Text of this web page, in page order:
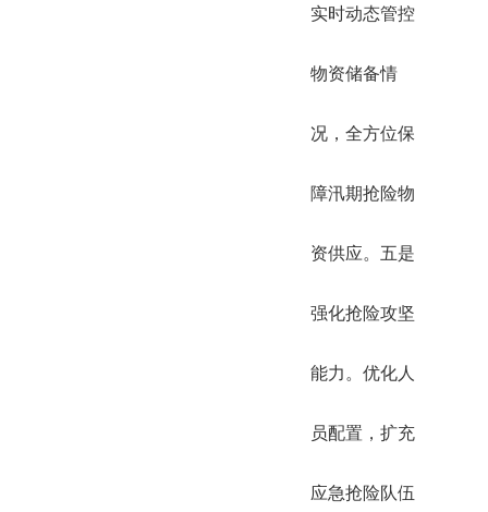
实时动态管控
物资储备情
况，全方位保
障汛期抢险物
资供应。五是
强化抢险攻坚
能力。优化人
员配置，扩充
应急抢险队伍